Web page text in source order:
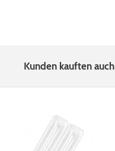
Kunden kauften auch